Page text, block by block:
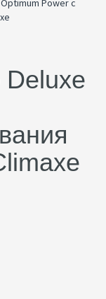
Deluxe